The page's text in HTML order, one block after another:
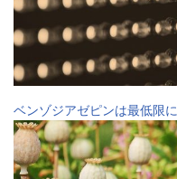
ベンゾジアゼピンは最低限に